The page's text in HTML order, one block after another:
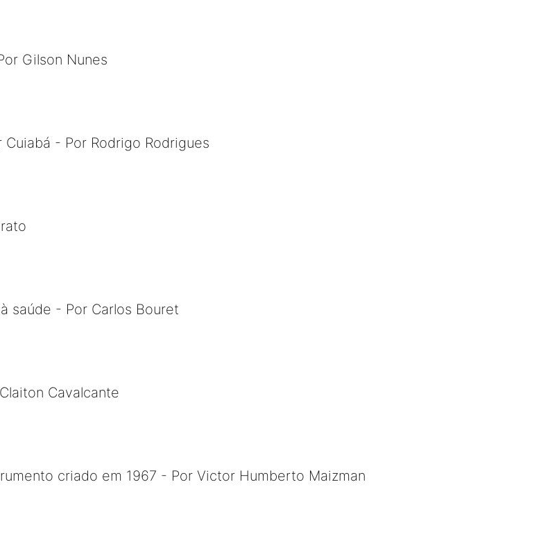
Gilson Nunes
- Por Rodrigo Rodrigues
saúde - Por Carlos Bouret
Cavalcante
criado em 1967 - Por Victor Humberto Maizman